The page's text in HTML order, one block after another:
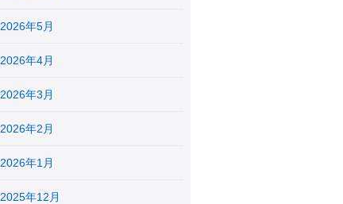
2026年5月
2026年4月
2026年3月
2026年2月
2026年1月
2025年12月